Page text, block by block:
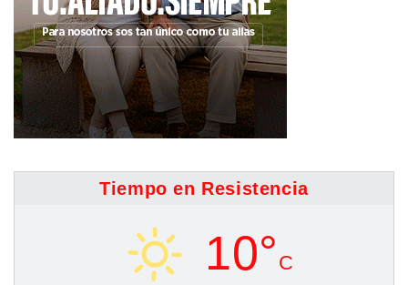
Tiempo en Resistencia
10° C